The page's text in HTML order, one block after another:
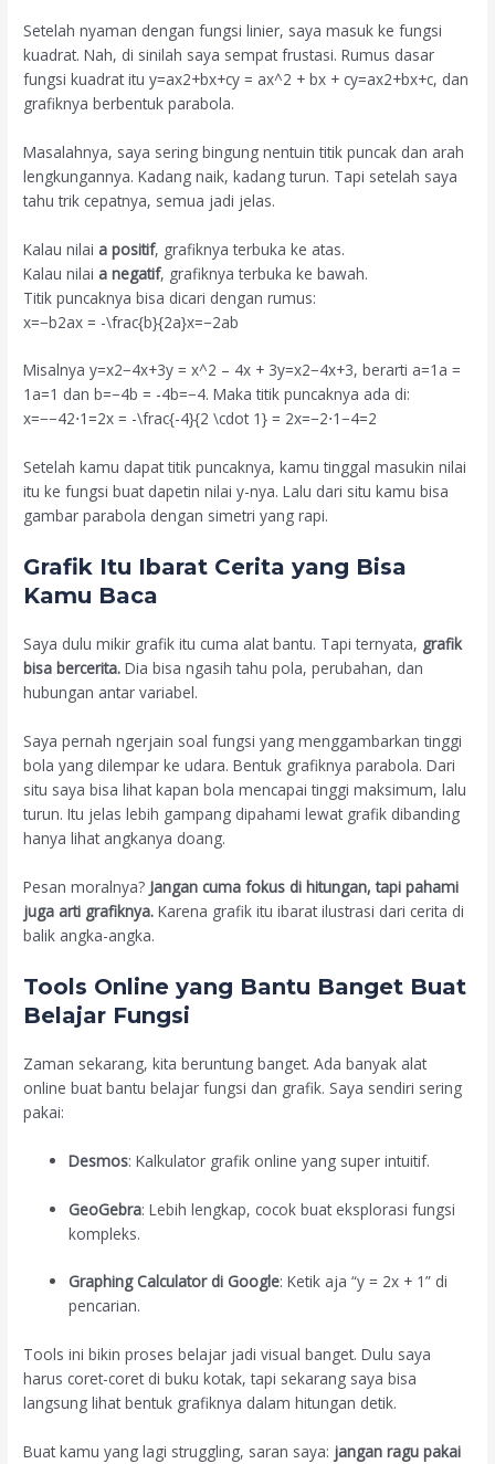
Setelah nyaman dengan fungsi linier, saya masuk ke fungsi
kuadrat. Nah, di sinilah saya sempat frustasi. Rumus dasar
fungsi kuadrat ituy=ax2+bx+cy = ax^2 + bx + cy=ax2+bx+c, dan
grafiknya berbentuk parabola.
Masalahnya, saya sering bingung nentuin titik puncak dan arah
lengkungannya. Kadang naik, kadang turun. Tapi setelah saya
tahu trik cepatnya, semua jadi jelas.
Kalau nilai a positif, grafiknya terbuka ke atas.
Kalau nilai a negatif, grafiknya terbuka ke bawah.
Titik puncaknya bisa dicari dengan rumus:
x=−b2ax = -\frac{b}{2a}x=−2ab
Misalnyay=x2−4x+3y = x^2 – 4x + 3y=x2−4x+3, berarti a=1a =
1 a=1 danb=−4b = -4b=−4. Maka titik puncaknya ada di:
x=−−42⋅1=2x = -\frac{-4}{2 \cdot 1} = 2x=−2⋅1−4=2
Setelah kamu dapat titik puncaknya, kamu tinggal masukin nilai
itu ke fungsi buat dapetin nilai y-nya. Lalu dari situ kamu bisa
gambar parabola dengan simetri yang rapi.
Grafik Itu Ibarat Cerita yang Bisa
Kamu Baca
Saya dulu mikir grafik itu cuma alat bantu. Tapi ternyata, grafik
bisa bercerita. Dia bisa ngasih tahu pola, perubahan, dan
hubungan antar variabel.
Saya pernah ngerjain soal fungsi yang menggambarkan tinggi
bola yang dilempar ke udara. Bentuk grafiknya parabola. Dari
situ saya bisa lihat kapan bola mencapai tinggi maksimum, lalu
turun. Itu jelas lebih gampang dipahami lewat grafik dibanding
hanya lihat angkanya doang.
Pesan moralnya? Jangan cuma fokus di hitungan, tapi pahami
juga arti grafiknya. Karena grafik itu ibarat ilustrasi dari cerita di
balik angka-angka.
Tools Online yang Bantu Banget Buat
Belajar Fungsi
Zaman sekarang, kita beruntung banget. Ada banyak alat
online buat bantu belajar fungsi dan grafik. Saya sendiri sering
pakai:
Desmos: Kalkulator grafik online yang super intuitif.
GeoGebra: Lebih lengkap, cocok buat eksplorasi fungsi
kompleks.
Graphing Calculator di Google: Ketik aja “y = 2x + 1” di
pencarian.
Tools ini bikin proses belajar jadi visual banget. Dulu saya
harus coret-coret di buku kotak, tapi sekarang saya bisa
langsung lihat bentuk grafiknya dalam hitungan detik.
Buat kamu yang lagi struggling, saran saya: jangan ragu pakai